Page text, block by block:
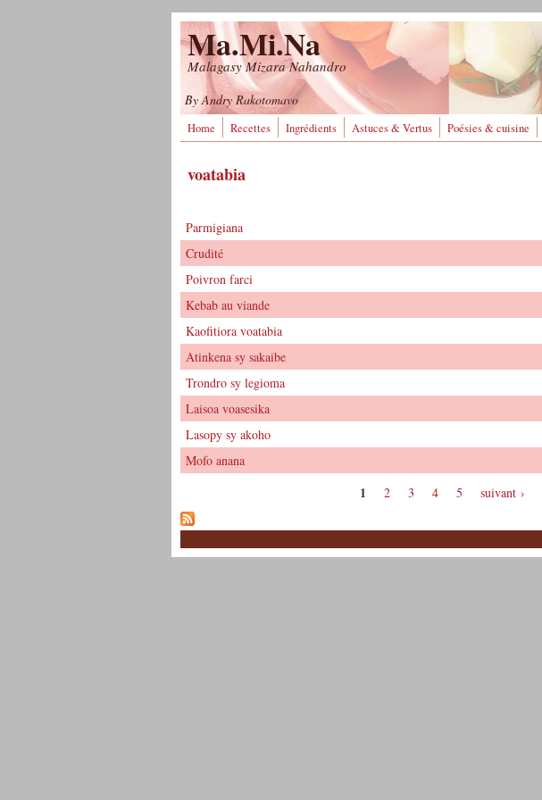
Ma.Mi.Na
Malagasy Mizara Nahandro
By Andry Rakotomavo
Home Recettes Ingrédients Astuces & Vertus Poésies & cuisine
voatabia
Parmigiana
Crudité
Poivron farci
Kebab au viande
Kaofitiora voatabia
Atinkena sy sakaibe
Trondro sy legioma
Laisoa voasesika
Lasopy sy akoho
Mofo anana
1 2 3 4 5 suivant ›